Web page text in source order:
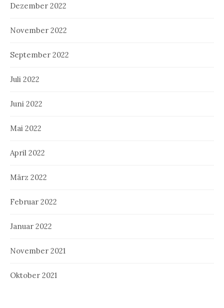
Dezember 2022
November 2022
September 2022
Juli 2022
Juni 2022
Mai 2022
April 2022
März 2022
Februar 2022
Januar 2022
November 2021
Oktober 2021